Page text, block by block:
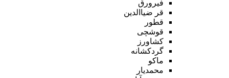
فیرورق
قر ضیاالدین
قطور
قوشچی
کشاورز
گردکشانه
ماکو
محمدیار